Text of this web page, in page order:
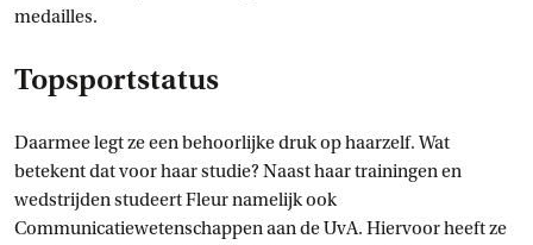
medailles.
Topsportstatus
Daarmee legt ze een behoorlijke druk op haarzelf. Wat
betekent dat voor haar studie? Naast haar trainingen en
wedstrijden studeert Fleur namelijk ook
Communicatiewetenschappen aan de UvA. Hiervoor heeft ze